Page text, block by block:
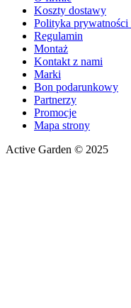
Koszty dostawy
Polityka prywatności
Regulamin
Montaż
Kontakt z nami
Marki
Bon podarunkowy
Partnerzy
Promocje
Mapa strony
Active Garden © 2025